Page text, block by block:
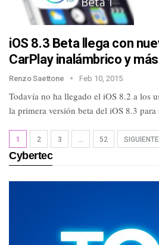
iOS 8.3 Beta llega con
CarPlay inalámbrico y
Renzo Saettone Feb 10, 2015
Todavía no ha llegado el iOS 8.2 a los
la primera versión beta del iOS 8.3
1 2 3 52 SIGUIENTE
Cybertec